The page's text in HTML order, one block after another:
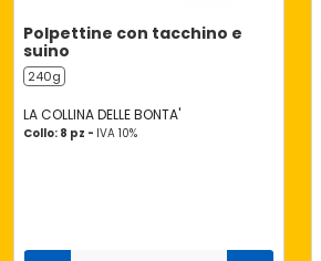
Polpettine con tacchino e
suino
240g
LA COLLINA DELLE BONTA'
Collo: 8 pz - IVA 10%